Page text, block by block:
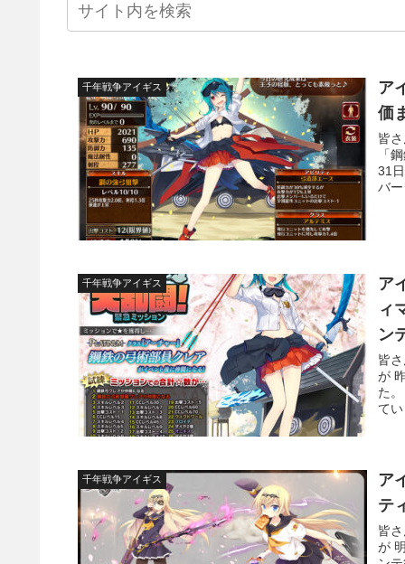
千年戦争アイギス
ア
価
皆
「
31
バ
千年戦争アイギス
ア
ィ
ン
皆
が
た
て
千年戦争アイギス
ア
テ
皆
が